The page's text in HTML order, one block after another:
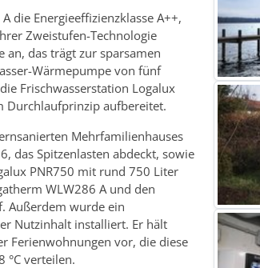
die Energieeffizienzklasse A++,
Zweistufen-Technologie
an, das trägt zur sparsamen
Wärmepumpe von fünf
Frischwasserstation Logalux
Durchlaufprinzip aufbereitet.
Mehrfamilienhauses
das Spitzenlasten abdeckt, sowie
PNR750 mit rund 750 Liter
WLW286 A und den
Außerdem wurde ein
Nutzinhalt installiert. Er hält
Ferienwohnungen vor, die diese
°C verteilen.